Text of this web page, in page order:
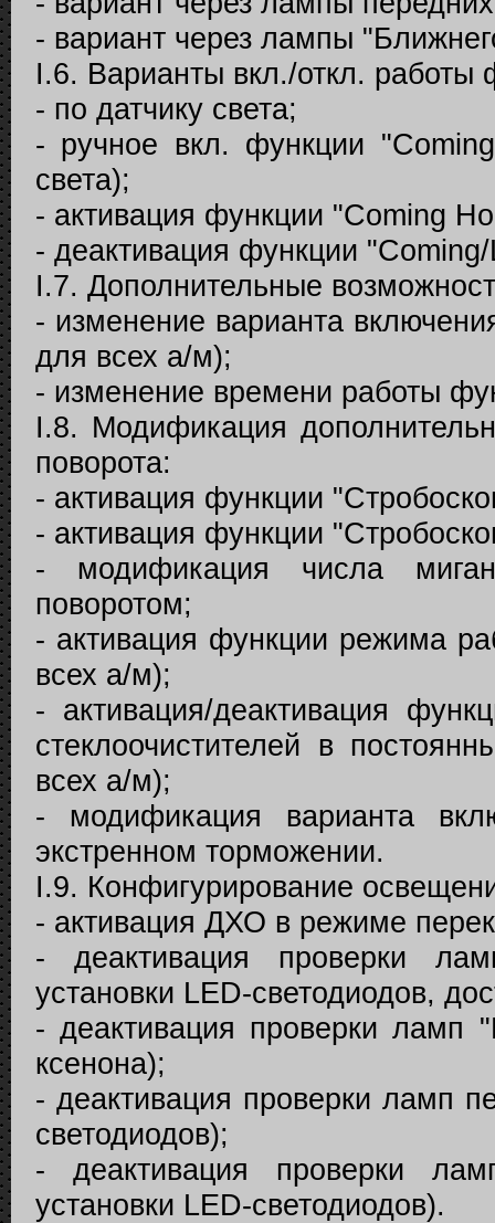
- вариант через лампы
I.6. Варианты вкл./откл.
- по датчику света;
- ручное вкл. функции
света);
- активация функции "Coming
- деактивация функции
I.7. Дополнительные
- изменение варианта
для всех а/м);
- изменение времени работы
I.8. Модификация
поворота:
- активация функции
- активация функции
- модификация числа
поворотом;
- активация функции режима
всех а/м);
- активация/деактивация
стеклоочистителей в
всех а/м);
- модификация варианта
экстренном торможении.
I.9. Конфигурирование
- активация ДХО в режиме
- деактивация проверки
установки LED-светодиодов,
- деактивация проверки ламп
ксенона);
- деактивация проверки ламп
светодиодов);
- деактивация проверки
установки LED-светодиодов).